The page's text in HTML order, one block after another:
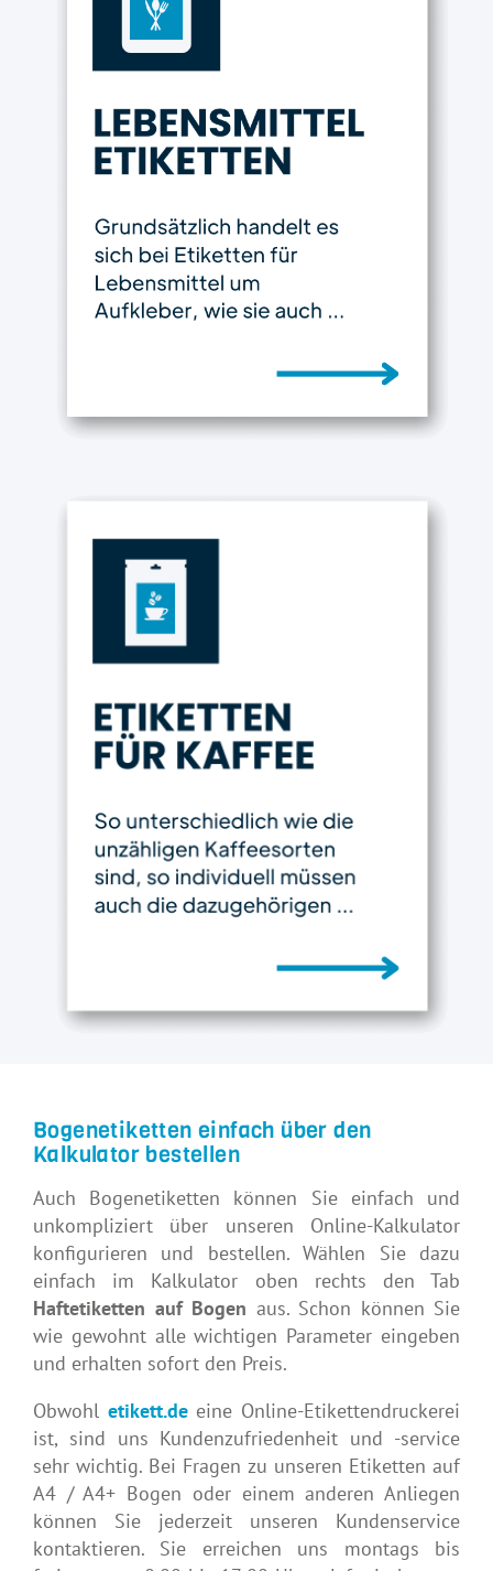
Bogenetiketten einfach über den
Kalkulator bestellen
Auch Bogenetiketten können Sie einfach und
unkompliziert über unseren Online-Kalkulator
konfigurieren und bestellen. Wählen Sie dazu
einfach im Kalkulator oben rechts den Tab
Haftetiketten auf Bogen aus. Schon können Sie
wie gewohnt alle wichtigen Parameter eingeben
und erhalten sofort den Preis.
Obwohl etikett.deeine Online-Etikettendruckerei
ist, sind uns Kundenzufriedenheit und -service
sehr wichtig. Bei Fragen zu unseren Etiketten auf
A4 / A4+ Bogen oder einem anderen Anliegen
können Sie jederzeit unseren Kundenservice
kontaktieren. Sie erreichen uns montags bis